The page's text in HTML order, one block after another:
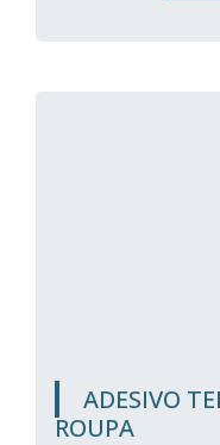
ADESIVO
ROUPA